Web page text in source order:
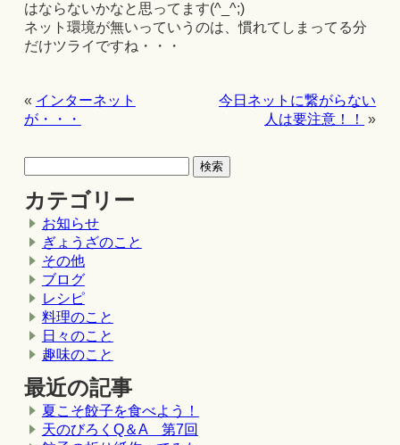
はならないかなと思ってます(^_^;)
ネット環境が無いっていうのは、慣れてしまってる分
だけツライですね・・・
« インターネット
が・・・
今日ネットに繋がらない
人は要注意！！
»
カテゴリー
お知らせ
ぎょうざのこと
その他
ブログ
レシピ
料理のこと
日々のこと
趣味のこと
最近の記事
夏こそ餃子を食べよう！
天のびろくQ＆A 第7回